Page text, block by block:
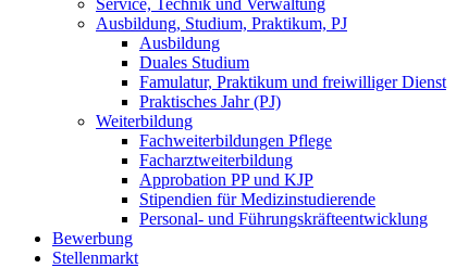
Service, Technik und Verwaltung
Ausbildung, Studium, Praktikum, PJ
Ausbildung
Duales Studium
Famulatur, Praktikum und freiwilliger Dienst
Praktisches Jahr (PJ)
Weiterbildung
Fachweiterbildungen Pflege
Facharztweiterbildung
Approbation PP und KJP
Stipendien für Medizinstudierende
Personal- und Führungskräfteentwicklung
Bewerbung
Stellenmarkt